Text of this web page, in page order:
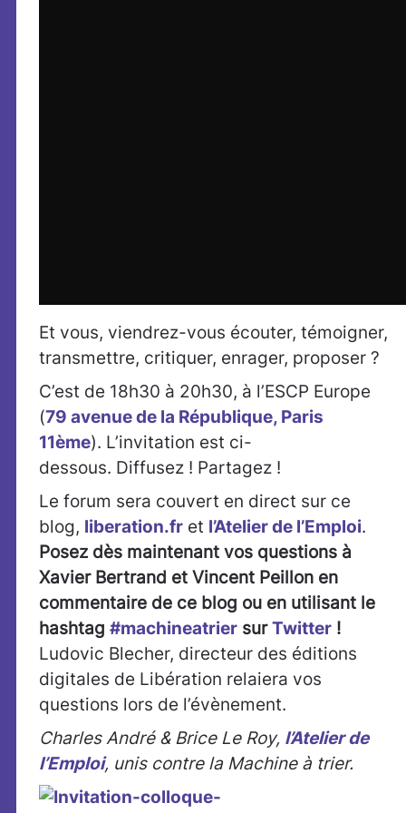
Et vous, viendrez-vous écouter, témoigner,
transmettre, critiquer, enrager, proposer ?
C’est de 18h30 à 20h30, à l’ESCP Europe
(79 avenue de la République, Paris
11ème). L’invitation est ci-
dessous. Diffusez ! Partagez !
Le forum sera couvert en direct sur ce
blog, liberation.fr et l’Atelier de l’Emploi.
Posez dès maintenant vos questions à
Xavier Bertrand et Vincent Peillon en
commentaire de ce blog ou en utilisant le
hashtag #machineatrier surTwitter !
Ludovic Blecher, directeur des éditions
digitales de Libération relaiera vos
questions lors de l’évènement.
Charles André & Brice Le Roy, l’Atelier de
l’Emploi, unis contre la Machine à trier.